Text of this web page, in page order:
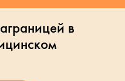
в